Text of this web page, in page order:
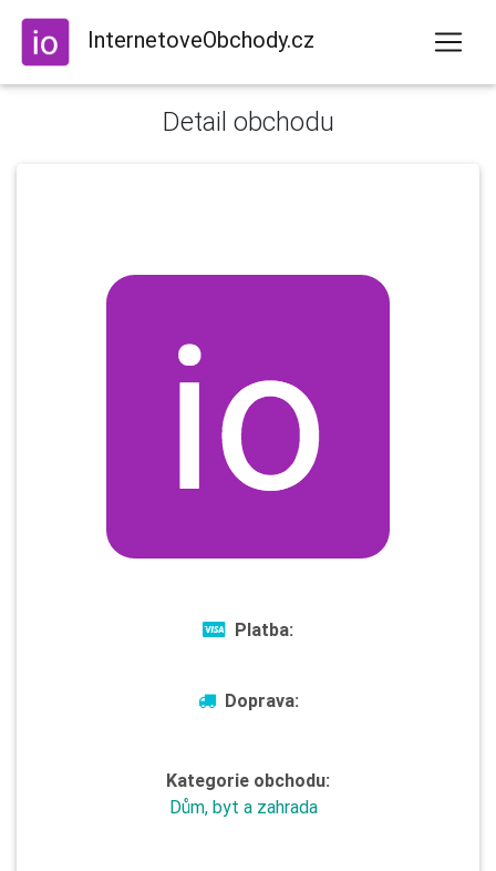
InternetoveObchody.cz
Detail obchodu
Platba:
Doprava:
Kategorie obchodu:
Dům, byt a zahrada